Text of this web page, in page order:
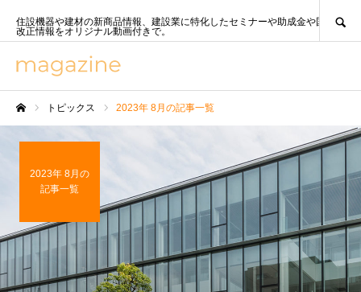
住設機器や建材の新商品情報、建設業に特化したセミナーや助成金や国策、法
改正情報をオリジナル動画付きで。
トピックス 2023年 8月の記事一覧
2023年 8月の
記事一覧